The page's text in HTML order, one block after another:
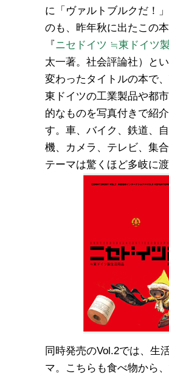
に「ヴァルトブルクだ！
のも、昨年秋に出たこの本
『ニセドイツ ≒東ドイツ
太一著。社会評論社）と
変わったタイトルの本で、
東ドイツの工業製品や都
的なものを写真付きで紹
す。車、バイク、鉄道、
機、カメラ、テレビ、集合
テーマは驚くほど多岐に渡
同時発売のVol.2では、生
マ。こちらも食べ物から、